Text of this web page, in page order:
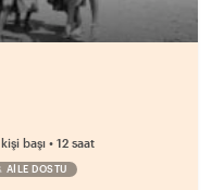
kişi başı • 12 saat
AILE DOSTU